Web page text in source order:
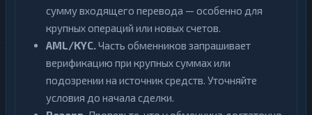
сумму входящего перевода — особенно для
крупных операций или новых счетов.
AML/KYC.Часть обменников запрашивает
верификацию при крупных суммах или
подозрении на источник средств. Уточняйте
условия до начала сделки.